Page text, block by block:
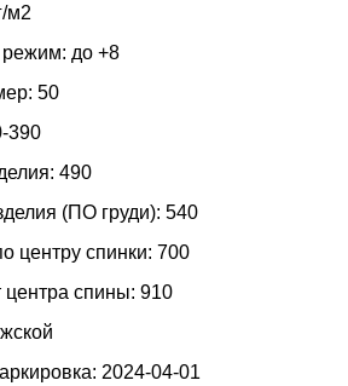
м2
до +8
50
390
490
(ПО груди): 540
центру спинки: 700
центра спины: 910
2024-04-01